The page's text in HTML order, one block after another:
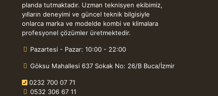
planda tutmaktadır. Uzman teknisyen ekibimiz,
yılların deneyimi ve güncel teknik bilgisiyle
onlarca marka ve modelde kombi ve klimalara
profesyonel çözümler üretmektedir.
Pazartesi - Pazar: 10:00 - 22:00
Göksu Mahallesi 637 Sokak No: 26/B Buca/İzmir
0232 700 07 71
0532 306 67 11